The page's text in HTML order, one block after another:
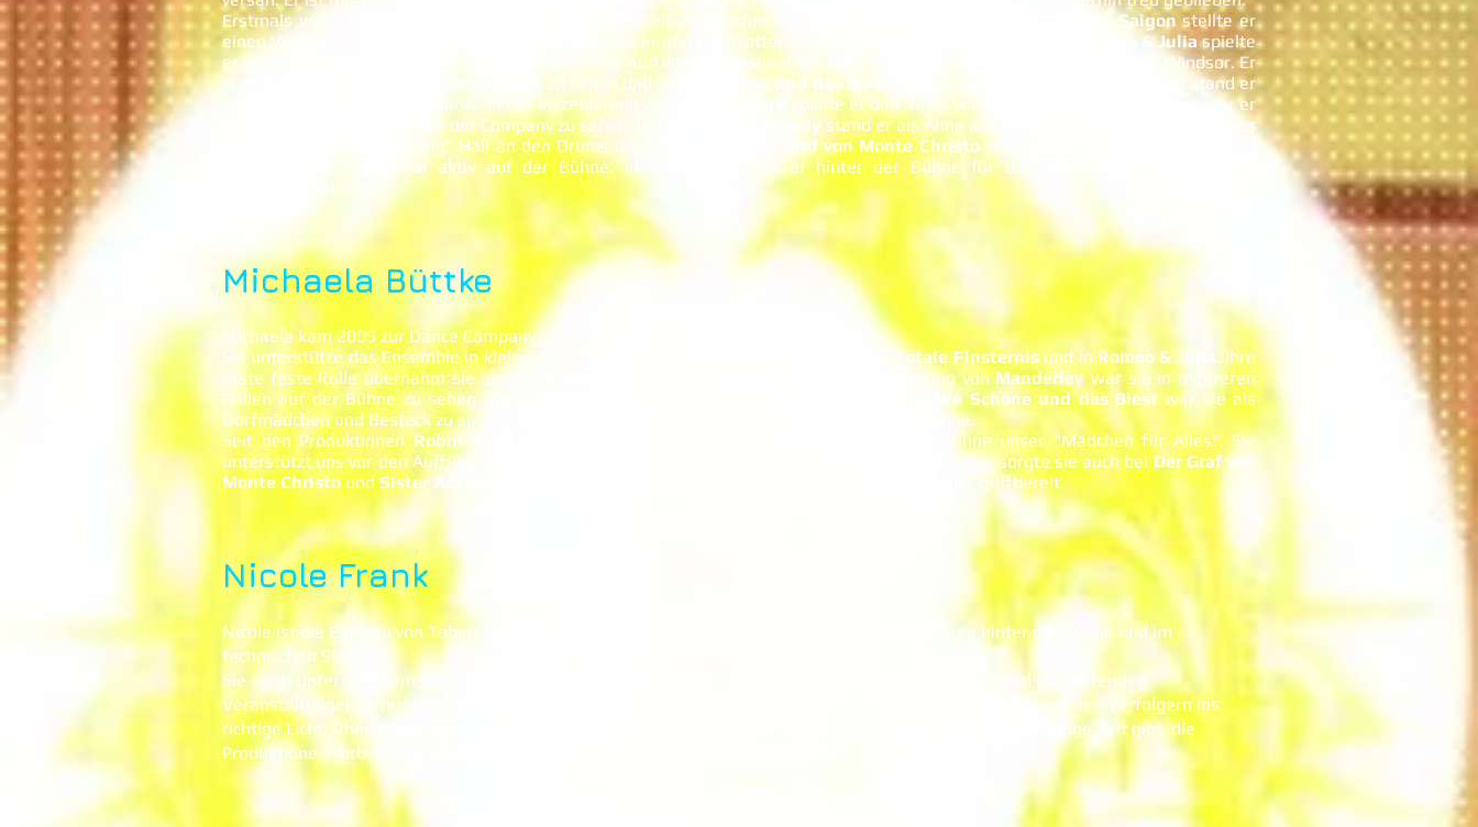
Erstmals war er 2002 in
Die Schöne und das Biestals Hutmacher auf der Bühne zu sehen. Im Musical Miss Saigon stellte er
einen Vietnamesen dar. In
spielte er den Dorftrottel und einen Vampir. In der Aufführung Romeo & Juliaspielte
er den Pater Lorenzo. Als Professor stand er in der Aufführung
Sissi auf der Bühne. Bei
spielte er den Lord Windsor. Er
war als Student Prouvair in
Die Elenden zu sehen und in Die Schöne und das Biest wieder als Hutmacher. In
stand er
als Annonciateur auf der Bühne. In der Inszenierung von
3 Musketiere
spielte er den Vater von D´Artagnan. Als Kaufmann war er
im Ensemble der Company zu sehen. In The Addams Family stand er als Ahne auf der Bühne. Er saß bei
The Blues
als Willie "Too Big" Hall an den Drums der Band. In der Der Graf von Monte Christoverkörperte er den Reeder Morrel
und war das letzte Mal aktiv auf der Bühne. In
war er hinter der Bühne für das Stellen des Bühnenbildes
mitverantwortlich.
Michaela Büttke
Michaela kam 2005 zur Dance Company.
Sie unterstütze das Ensemble in kleineren Rollen bei Gastauftritten in
Totale Finsternisund in Romeo & Julia. Ihre
erste feste Rolle übernahm sie als Hofdame in der Aufführung
. Bei der Inszenierung vonManderley war sie in mehreren
Rollen auf der Bühne zu sehen. Ein Fabrikmädchen verkörperte sie in
Die Schöne und das Biest war sie als
Dorfmädchen und Besteck zu sehen. In
stand sie als Dame aus Wien auf der Bühne.
Seit den ProduktionenRobin Hood
ist Michaela hinter der Bühne unser "Mädchen für Alles". Sie
unterstützt uns vor den Aufführungen beim Styling und in der Maske. Während der Vorstellungen sorgte sie auch bei Der Graf von
Monte Christo und Sister Act für Ordnung bei den Requisiten und hielt diese für die Darsteller griffbereit.
Nicole Frank
Nicole ist die Ehefrau von Tobias und unterstützt das Ensemble der Dance Company seit Jahren hinter der Bühne und im
technischen Stab.
Sie sorgt unter anderem für das perfekte Styling und Outfit der Darsteller vor den Auftritten. Während der laufenden
Veranstaltungen unterstützt sie dann auch noch das Team von der Lichttechnik und rückt die Darsteller mit den Verfolgern ins
richtige Licht. Ohne die Unterstützung von Nicole wären die Aufführungen nicht möglich, da sie Tobi die nötige Zeit gibt, die
Produktionen vorbereiten zu können.